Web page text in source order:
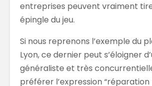
entreprises peuvent vraiment
épingle du jeu.
Si nous reprenons l’exemple du
Lyon, ce dernier peut s’éloigner
généraliste et très
préférer l’expression “réparation